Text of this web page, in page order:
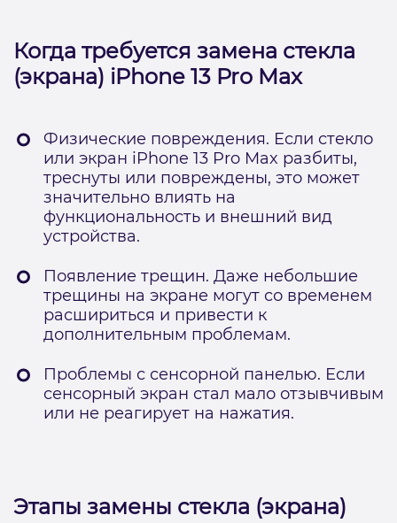
Когда требуется замена стекла
(экрана) iPhone 13 Pro Max
Физические повреждения. Если стекло
или экран iPhone 13 Pro Max разбиты,
треснуты или повреждены, это может
значительно влиять на
функциональность и внешний вид
устройства.
Появление трещин. Даже небольшие
трещины на экране могут со временем
расшириться и привести к
дополнительным проблемам.
Проблемы с сенсорной панелью. Если
сенсорный экран стал мало отзывчивым
или не реагирует на нажатия.
Этапы замены стекла (экрана)